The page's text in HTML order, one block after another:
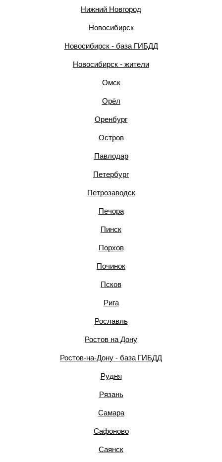
Нижний Новгород
Новосибирск
Новосибирск - база ГИБДД
Новосибирск - жители
Омск
Орёл
Оренбург
Остров
Павлодар
Петербург
Петрозаводск
Печора
Пинск
Порхов
Починок
Псков
Рига
Рославль
Ростов на Дону
Ростов-на-Дону - база ГИБДД
Рудня
Рязань
Самара
Сафоново
Саянск